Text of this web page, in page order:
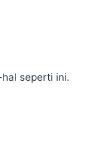
seperti ini.